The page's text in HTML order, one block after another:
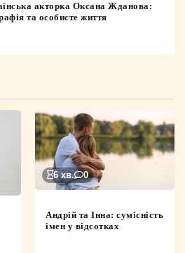
акторка Оксана Жданова:
та особисте життя
6 хв. 0
Андрій та Інна: сумісність
імен у відсотках